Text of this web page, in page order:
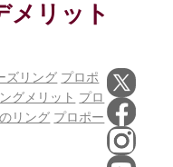
メリット
ズリング プロポ
グメリット プロ
リング プロポー